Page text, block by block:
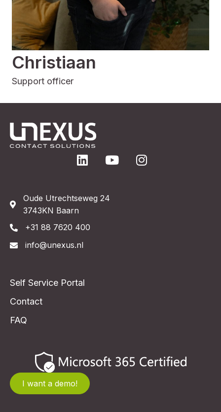
Christiaan
Support officer
Oude Utrechtseweg 24
3743KN Baarn
+31 88 7620 400
info@unexus.nl
Self Service Portal
Contact
FAQ
I want a demo!